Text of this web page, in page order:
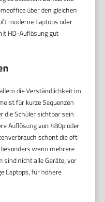
über den gleichen
moderne Laptops oder
HD-Auflösung gut
die Verständlichkeit im
für kurze Sequenzen
die Schüler sichtbar sein
Auflösung von 480p oder
schont die oft
wenn mehrere
sind nicht alle Geräte, vor
Laptops, für höhere